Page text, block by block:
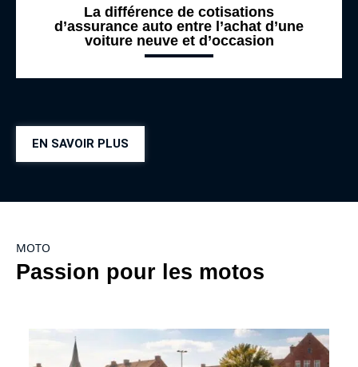
La différence de cotisations
d’assurance auto entre l’achat d’une
voiture neuve et d’occasion
EN SAVOIR PLUS
MOTO
Passion pour les motos